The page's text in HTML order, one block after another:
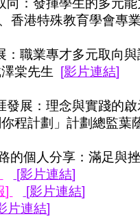
向：發揮學生的多元能
香港特殊教育學會專
：職業專才多元取向與
棠先生
[影片連結]
發展：理念與實踐的啟
程計劃」計劃總監葉
的個人分享：滿足與
[影片連結]
] [影片連結]
片連結]